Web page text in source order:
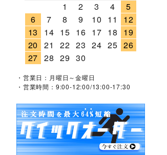
1
2 3 4
5
6
7 8 9 10 11
12
13
14 15 16 17 18
19
20
21 22 23 24 25 26
27 28 29 30
・営業日：月曜日～金曜日
・営業時間：9:00-12:00/13:00-17:30